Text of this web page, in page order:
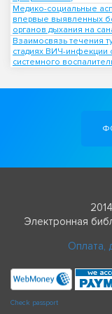
Медико-социальные
впервые выявленных
органов дыхания на
Взаимосвязь течения
стадиях ВИЧ-инфекции
системного
Электронная
Оплата,
Check passport